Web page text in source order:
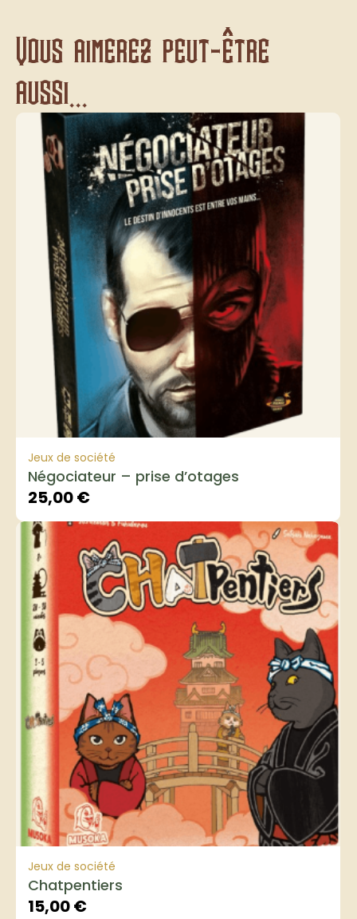
Vous aimerez peut-être
aussi...
Jeux de société
Négociateur – prise d’otages
25,00€
Jeux de société
Chatpentiers
15,00€